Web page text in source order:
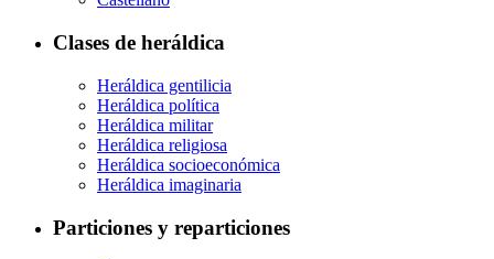
Clases de heráldica
Heráldica gentilicia
Heráldica política
Heráldica militar
Heráldica religiosa
Heráldica socioeconómica
Heráldica imaginaria
Particiones y reparticiones